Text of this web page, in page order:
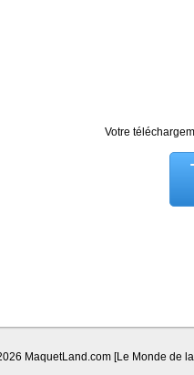
Votre
MaquetLand.com [Le Monde de